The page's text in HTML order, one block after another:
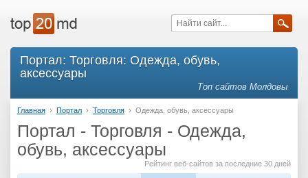
Портал: Торговля: Одежда, обувь,
аксессуары
Топ сайтов Молдовы
Главная › Портал › Торговля › Одежда, обувь, аксессуары
Портал - Торговля - Одежда,
обувь, аксессуары
Рейтинг веб-сайтов за последние 30 дней